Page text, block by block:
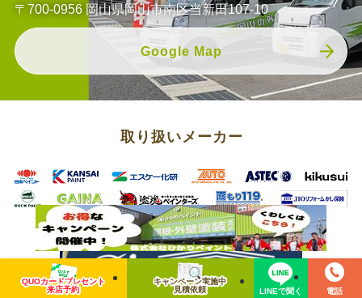
〒700-0956 岡山県岡山市南区当新田107-10
Google Map
取り扱いメーカー
QUOカードプレセント
来店予約
キャンペーン実施中
見積依頼
LINEで聞く 電話